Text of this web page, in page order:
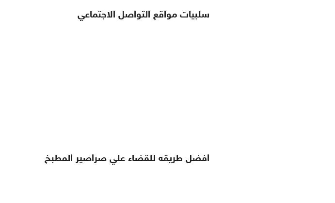
سلبيات مواقع التواصل الاجتماعي
افضل طريقه للقضاء علي صراصير المطبخ